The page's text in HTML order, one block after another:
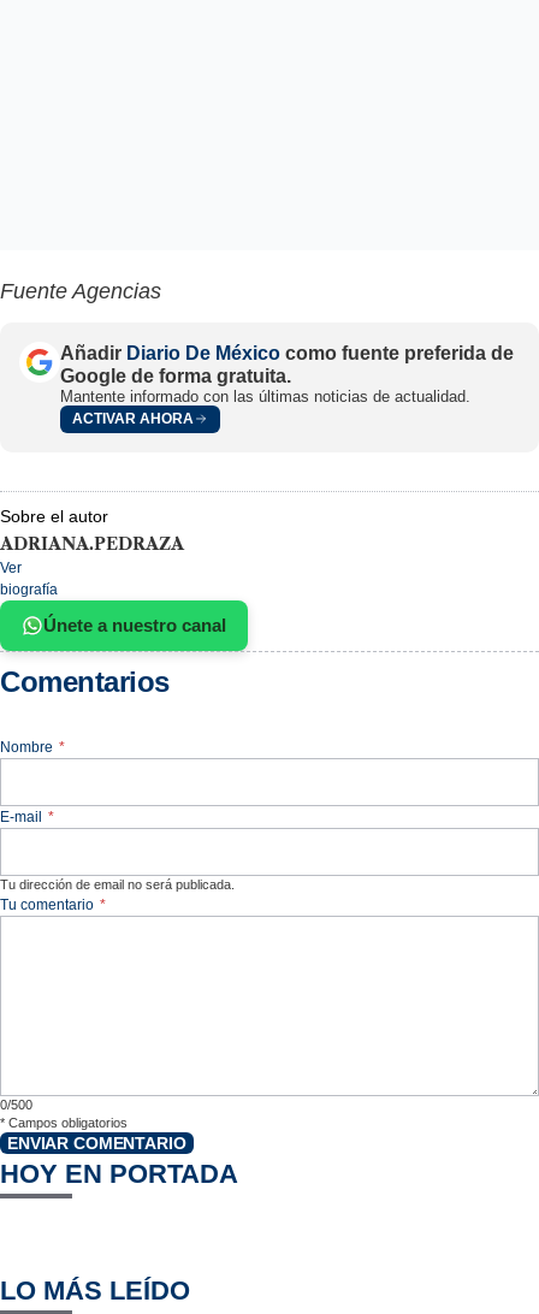
Fuente Agencias
Añadir Diario De México como fuente preferida de
Google de forma gratuita.
Mantente informado con las últimas noticias de actualidad.
ACTIVAR AHORA
Sobre el autor
ADRIANA.PEDRAZA
Ver
biografía
Únete a nuestro canal
Comentarios
Nombre *
E-mail *
Tu dirección de email no será publicada.
Tu comentario *
0/500
* Campos obligatorios
ENVIAR COMENTARIO
HOY EN PORTADA
LO MÁS LEÍDO